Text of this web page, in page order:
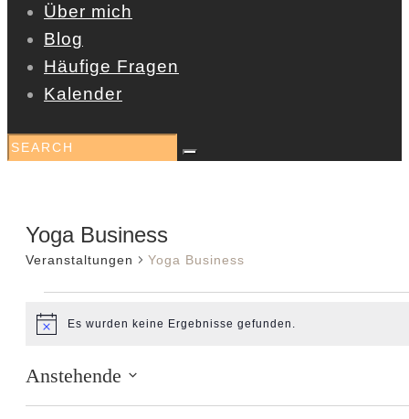
Über mich
Blog
Häufige Fragen
Kalender
Yoga Business
Veranstaltungen Yoga Business
HinweisEs wurden keine Ergebnisse gefunden.
Anstehende
Datum